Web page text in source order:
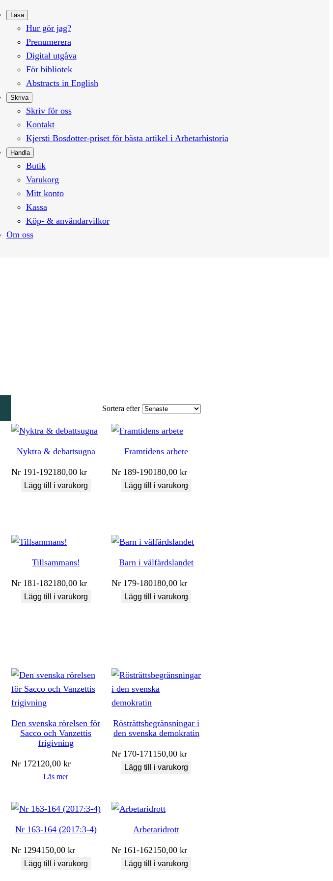
Läsa
Hur gör jag?
Prenumerera
Digital utgåva
För bibliotek
Abstracts in English
Skriva
Skriv för oss
Kontakt
Kjersti Bosdotter-priset för bästa artikel i Arbetarhistoria
Handla
Butik
Varukorg
Mitt konto
Kassa
Köp- & användarvilkor
Om oss
Sortera efter
Nyktra & debattsugna
Nr 191-192180,00 kr
Lägg till i varukorg
Framtidens arbete
Nr 189-190180,00kr
Lägg till i varukorg
Tillsammans!
Nr 181-182180,00 kr
Lägg till i varukorg
Barn i välfärdslandet
Nr 179-180180,00kr
Lägg till i varukorg
Den svenska rörelsen för
Sacco och Vanzettis
frigivning
Nr 172120,00 kr
Läs mer
Rösträttsbegränsningar i
den svenska demokratin
Nr 170-171150,00kr
Lägg till i varukorg
Nr 163-164 (2017:3-4)
Nr 1294150,00 kr
Lägg till i varukorg
Arbetaridrott
Nr 161-162150,00kr
Lägg till i varukorg